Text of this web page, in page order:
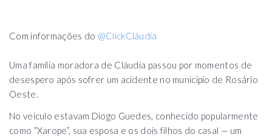
Com informações do @ClickCláudia
Uma família moradora de Cláudia passou por momentos de
desespero após sofrer um acidente no município de Rosário
Oeste.
No veículo estavam Diogo Guedes, conhecido popularmente
como “Xarope”, sua esposa e os dois filhos do casal — um